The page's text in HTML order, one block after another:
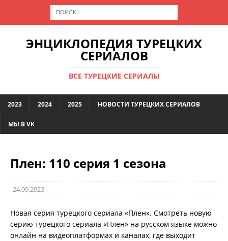
ЭНЦИКЛОПЕДИЯ ТУРЕЦКИХ
СЕРИАЛОВ
ВСЕ ТУРЕЦКИЕ СЕРИАЛЫ
2023 2024 2025 НОВОСТИ ТУРЕЦКИХ СЕРИАЛОВ
МЫ В VK
Плен: 110 серия 1 сезона
24.09.2023
Новая серия турецкого сериала «Плен». Смотреть новую
серию турецкого сериала «Плен» на русском языке можно
онлайн на видеоплатформах и каналах, где выходит